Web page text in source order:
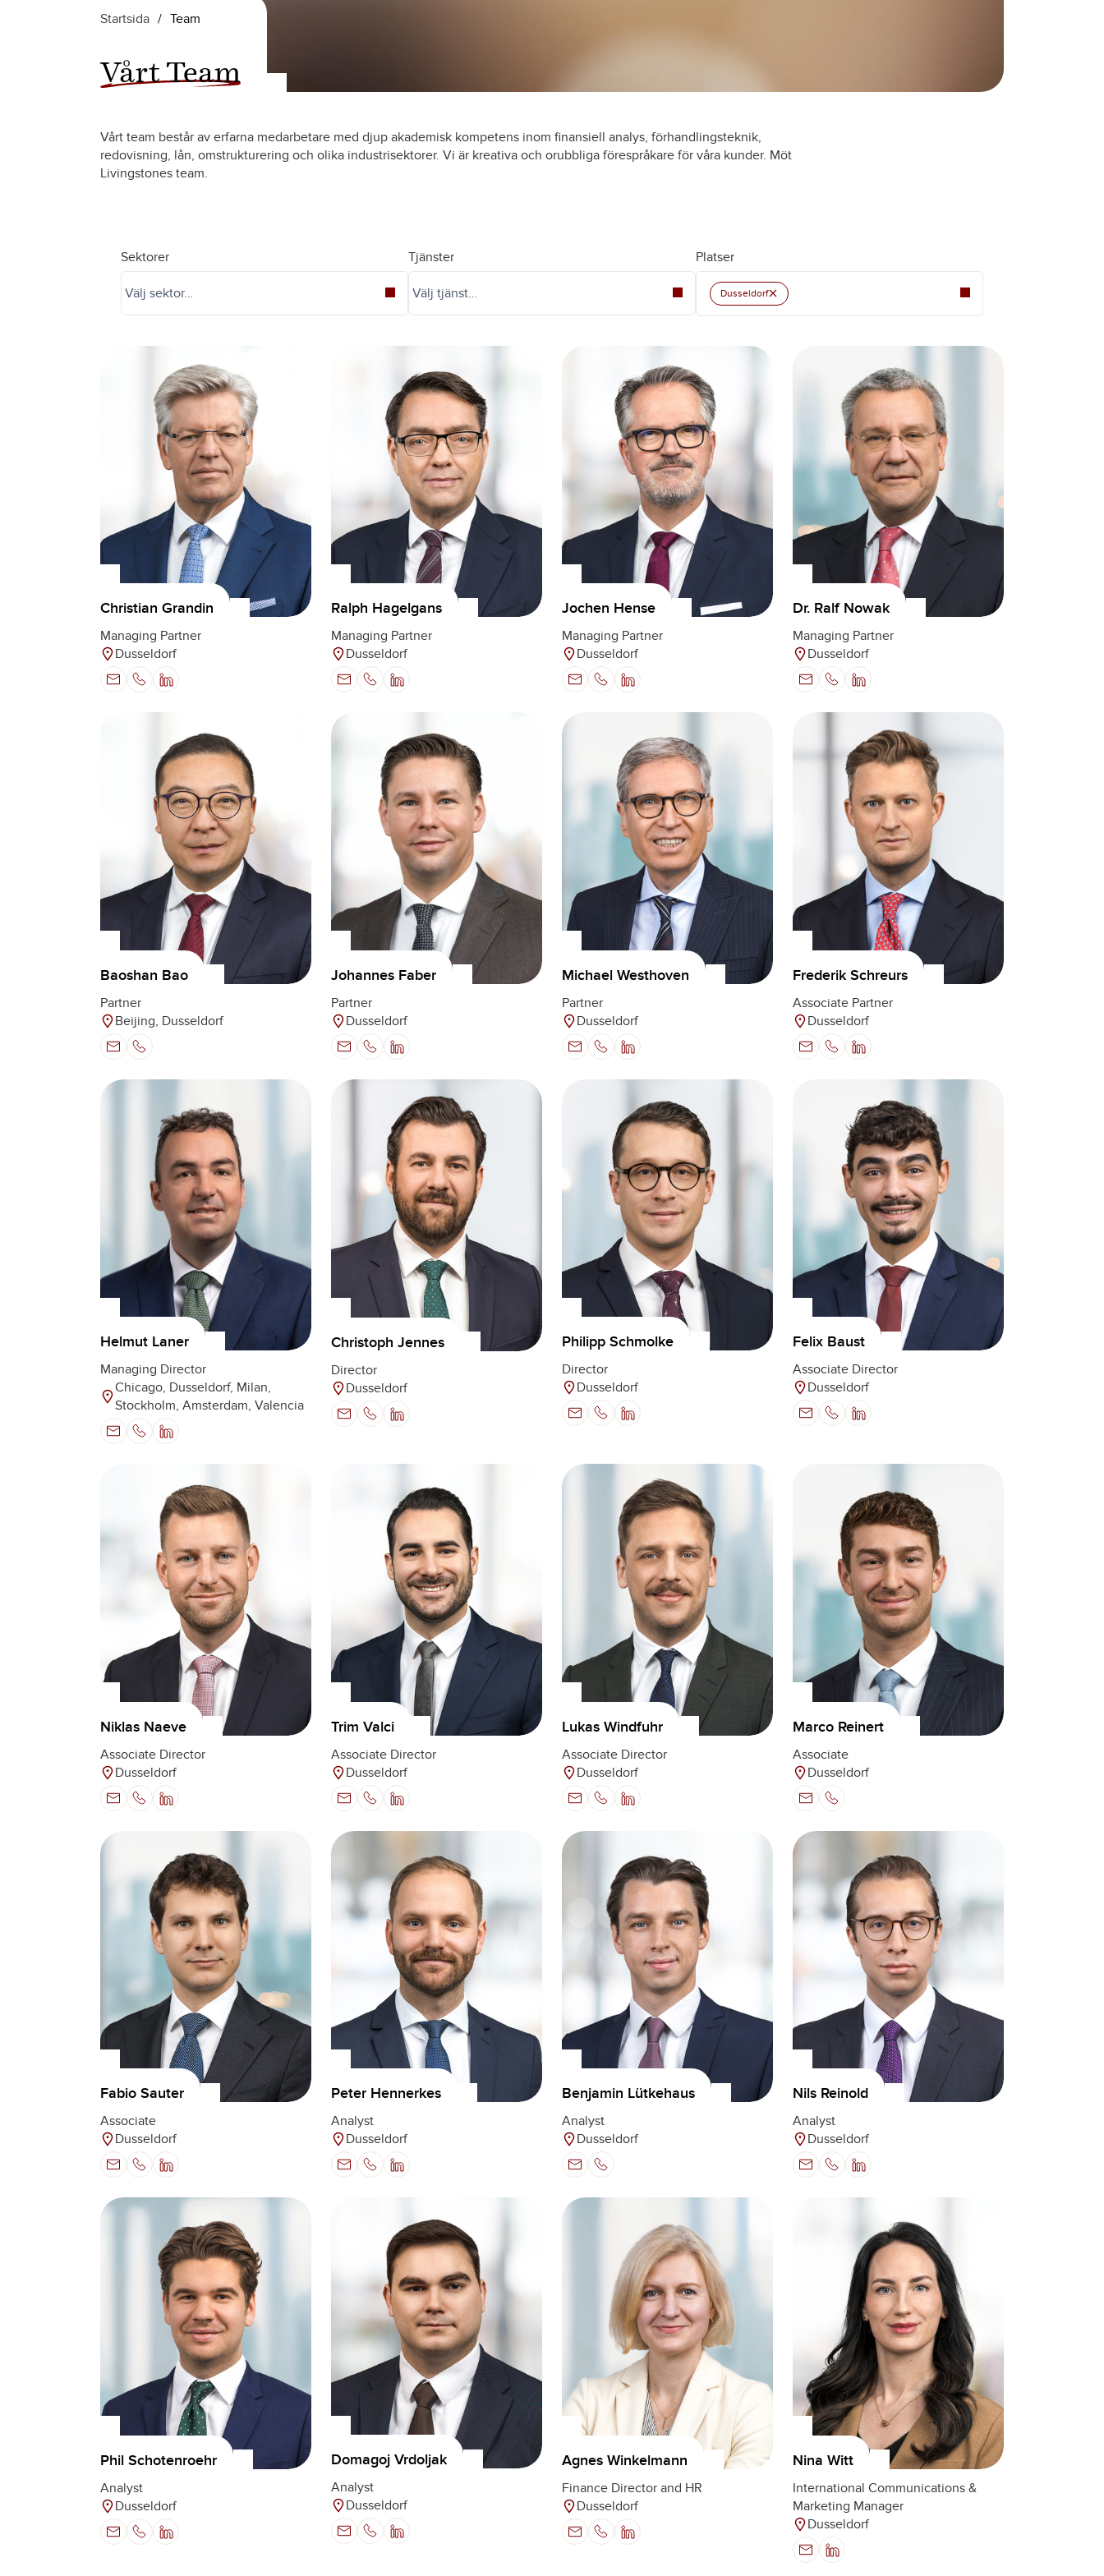
Startsida / Team
Vårt Team
Vårt team består av erfarna medarbetare med djup akademisk kompetens inom finansiell analys, förhandlingsteknik,
redovisning, lån, omstrukturering och olika industrisektorer. Vi är kreativa och orubbliga förespråkare för våra kunder. Möt
Livingstones team.
Sektorer Tjänster Platser
Dusseldorf×
Christian Grandin
Managing Partner
Dusseldorf
Ralph Hagelgans
Managing Partner
Dusseldorf
Jochen Hense
Managing Partner
Dusseldorf
Dr. Ralf Nowak
Managing Partner
Dusseldorf
Baoshan Bao
Partner
Beijing, Dusseldorf
Johannes Faber
Partner
Dusseldorf
Michael Westhoven
Partner
Dusseldorf
Frederik Schreurs
Associate Partner
Dusseldorf
Helmut Laner
Managing Director
Chicago, Dusseldorf, Milan,
Stockholm, Amsterdam, Valencia
Christoph Jennes
Director
Dusseldorf
Philipp Schmolke
Director
Dusseldorf
Felix Baust
Associate Director
Dusseldorf
Niklas Naeve
Associate Director
Dusseldorf
Trim Valci
Associate Director
Dusseldorf
Lukas Windfuhr
Associate Director
Dusseldorf
Marco Reinert
Associate
Dusseldorf
Fabio Sauter
Associate
Dusseldorf
Peter Hennerkes
Analyst
Dusseldorf
Benjamin Lütkehaus
Analyst
Dusseldorf
Nils Reinold
Analyst
Dusseldorf
Phil Schotenroehr
Analyst
Dusseldorf
Domagoj Vrdoljak
Analyst
Dusseldorf
Agnes Winkelmann
Finance Director and HR
Dusseldorf
Nina Witt
International Communications &
Marketing Manager
Dusseldorf